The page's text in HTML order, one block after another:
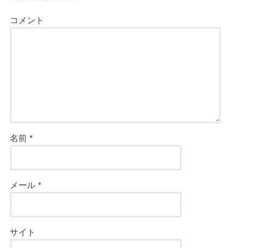
コメント
名前*
メール*
サイト